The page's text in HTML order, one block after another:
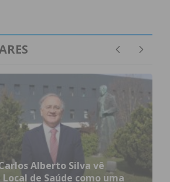
Alberto Silva vê
de Saúde como uma